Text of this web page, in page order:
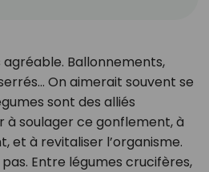
agréable. Ballonnements,
On aimerait souvent se
sont des alliés
à soulager ce gonflement, à
et à revitaliser l’organisme.
Entre légumes crucifères,